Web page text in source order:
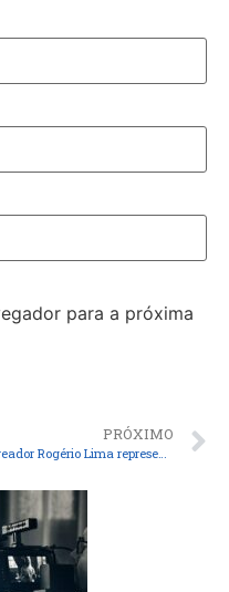
para a próxima
PRÓXIMO
Vereador Rogério Lima representa o prefeito Gilson Lima na cerimônia de troca de Comando do 10º BPM em Pinheiro